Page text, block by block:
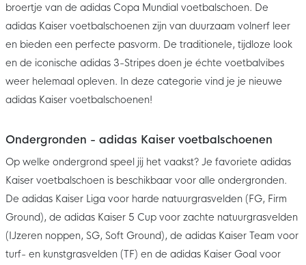
broertje van de adidas Copa Mundial voetbalschoen. De
adidas Kaiser voetbalschoenen zijn van duurzaam volnerf leer
en bieden een perfecte pasvorm. De traditionele, tijdloze look
en de iconische adidas 3-Stripes doen je échte voetbalvibes
weer helemaal opleven. In deze categorie vind je je nieuwe
adidas Kaiser voetbalschoenen!
Ondergronden - adidas Kaiser voetbalschoenen
Op welke ondergrond speel jij het vaakst? Je favoriete adidas
Kaiser voetbalschoen is beschikbaar voor alle ondergronden.
De adidas Kaiser Liga voor harde natuurgrasvelden (FG, Firm
Ground), de adidas Kaiser 5 Cup voor zachte natuurgrasvelden
(IJzeren noppen, SG, Soft Ground), de adidas Kaiser Team voor
turf- en kunstgrasvelden (TF) en de adidas Kaiser Goal voor